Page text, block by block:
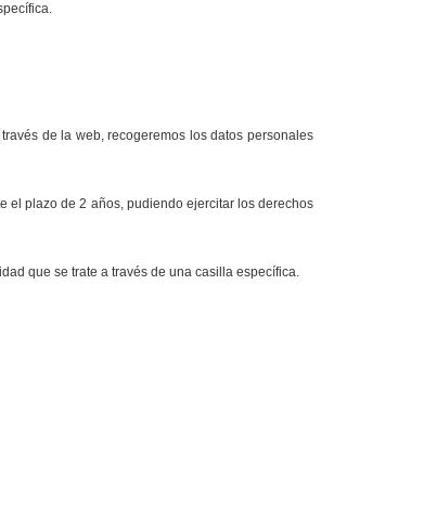
de la web, recogeremos los datos personales
el plazo de 2 años, pudiendo ejercitar los derechos
que se trate a través de una casilla específica.